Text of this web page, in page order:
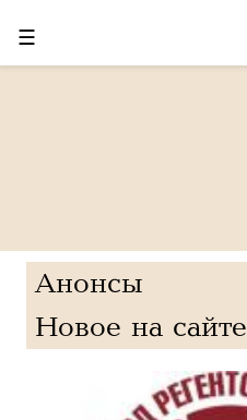
☰
Анонсы
Новое на сайте